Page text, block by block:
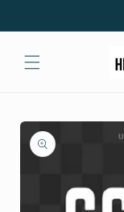
Skip to
product
information